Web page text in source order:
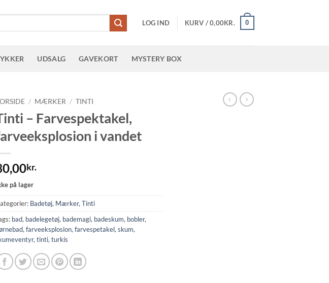
LOG IND KURV /0,00KR. 0
UDSALG GAVEKORT MYSTERY BOX
/ MÆRKER / TINTI
– Farvespektakel,
i vandet
kr.
på lager
Badetøj, Mærker, Tinti
bad, badelegetøj, bademagi, badeskum, bobler,
, farveeksplosion, farvespetakel, skum,
, tinti, turkis